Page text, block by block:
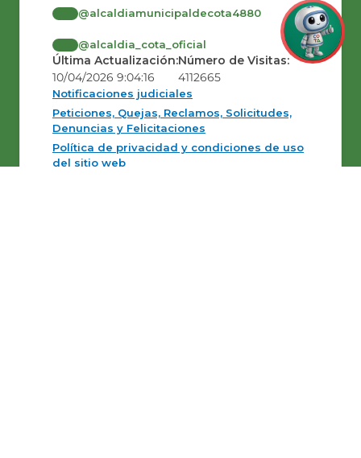
@alcaldiamunicipaldecota4880
@alcaldia_cota_oficial
Última Actualización:
10/04/2026 9:04:16
Número de Visitas:
4112665
Notificaciones judiciales
Peticiones, Quejas, Reclamos, Solicitudes,
Denuncias y Felicitaciones
Política de privacidad y condiciones de uso
del sitio web